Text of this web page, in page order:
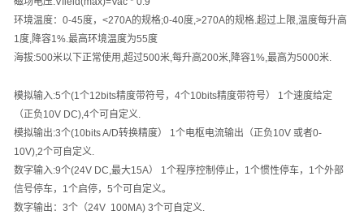
环境温度： 0-45度， <270A的规格;0-40度,>270A的规格.超过上限,温度每升高
1度,降容1%.最高环境温度为55度
海拔:500米以下正常使用 ,超过500米,每升高200米,降容1%,最高为5000米.
模拟输入:5个(1个12bits精度带符号， 4个10bits精度带符号） 1个速度给定
（正负 10V DC),4个可自定义.
模拟输出:3个(10bits A/D转换精度） 1个电枢电流输出（正负 10V 或者0-
10V),2个可自定义.
数字输入:9个(24V DC,最大15A） 1个程序控制停止， 1个惯性停车， 1个外部
信号停车， 1个启停， 5个可自定义。
数字输出： 3个（24V 100MA) 3个可自定义.